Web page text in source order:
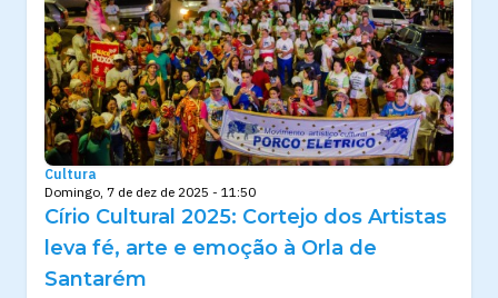
Cultura
Domingo, 7 de dez de 2025 - 11:50
Círio Cultural 2025: Cortejo dos Artistas
leva fé, arte e emoção à Orla de
Santarém